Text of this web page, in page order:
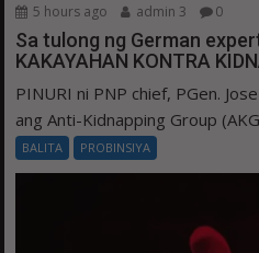
5 hours ago admin 3 0
Sa tulong ng German
KAKAYAHAN KONTRA
PINURI ni PNP chief, PGen.
ang Anti-Kidnapping Group
BALITA PROBINSIYA